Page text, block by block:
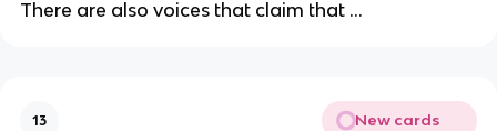
There are also voices that claim that …
13 New cards